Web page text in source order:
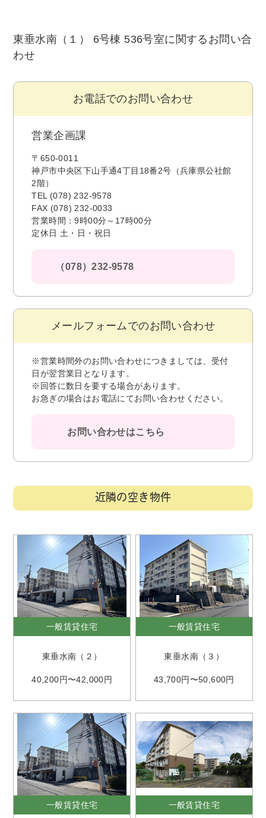
東垂水南（１） 6号棟 536号室に関するお問い合
わせ
お電話でのお問い合わせ
営業企画課
〒650-0011
神戸市中央区下山手通4丁目18番2号（兵庫県公社館
2階）
TEL (078) 232-9578
FAX (078) 232-0033
営業時間：9時00分～17時00分
定休日 土・日・祝日
（078）232-9578
メールフォームでのお問い合わせ
※営業時間外のお問い合わせにつきましては、受付
日が翌営業日となります。
※回答に数日を要する場合があります。
お急ぎの場合はお電話にてお問い合わせください。
お問い合わせはこちら
近隣の空き物件
一般賃貸住宅
東垂水南（２）
40,200円〜42,000円
一般賃貸住宅
東垂水南（３）
43,700円〜50,600円
一般賃貸住宅 一般賃貸住宅